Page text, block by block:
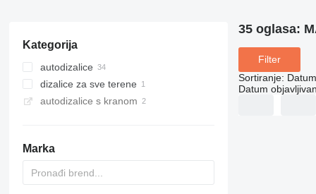
Kategorija
autodizalice
dizalice za sve terene
autodizalice s kranom
Marka
35 oglasa:
Filter
Sortiranje:
Datum